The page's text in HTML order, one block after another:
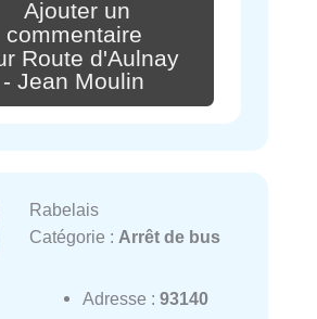
Ajouter un
commentaire
Route d'Aulnay
- Jean Moulin
Rabelais
Catégorie : Arrêt de bus
Adresse : 93140